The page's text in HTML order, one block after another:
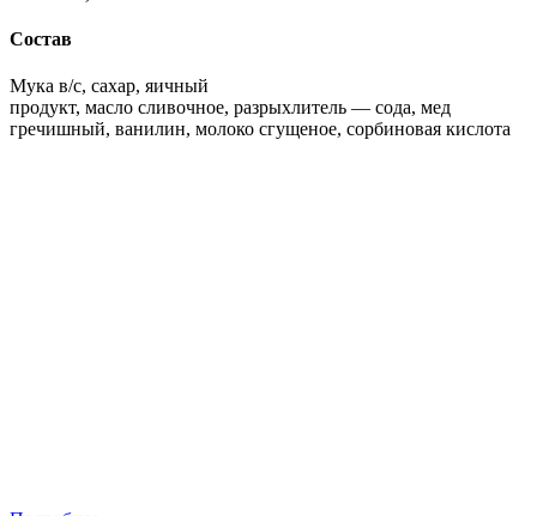
Состав
Мука в/с, сахар, яичный
продукт, масло сливочное, разрыхлитель — сода, мед
гречишный, ванилин, молоко сгущеное, сорбиновая кислота